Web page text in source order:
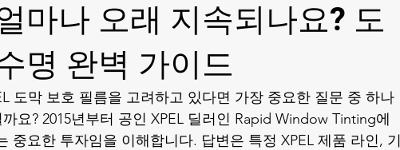
마나 오래 지속되나요? 도
명 완벽 가이드
도막 보호 필름을 고려하고 있다면 가장 중요한 질문 중 하나
요? 2015년부터 공인 XPEL 딜러인 Rapid Window Tinting에
중요한 투자임을 이해합니다. 답변은 특정 XPEL 제품 라인, 기